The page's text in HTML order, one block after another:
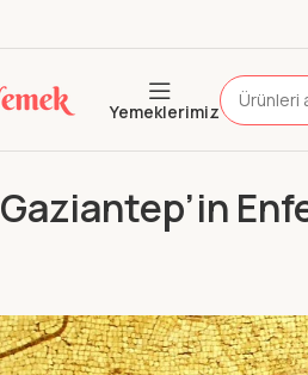
Yemeklerimiz
Gaziantep’in